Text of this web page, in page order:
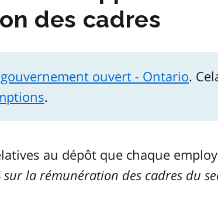
des cadres
ouvert - Ontario.
.
au dépôt que chaque
sur la rémunération des cadres du